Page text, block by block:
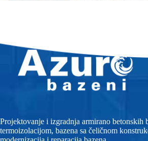
Projektovanje i izgradnja armirano betonskih
termoizolacijom, bazena sa čeličnom